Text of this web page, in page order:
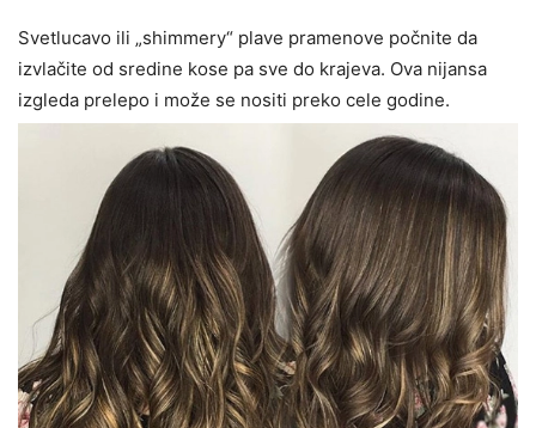
Svetlucavo ili „shimmery“ plave pramenove počnite da
izvlačite od sredine kose pa sve do krajeva. Ova nijansa
izgleda prelepo i može se nositi preko cele godine.